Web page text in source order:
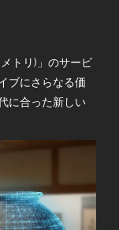
トリ)」のサービ
ブにさらなる価
に合った新しい